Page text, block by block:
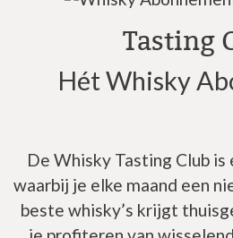
Tasting
Hét Whisky
De Whisky Tasting Club is
waarbij je elke maand een
beste whisky’s krijgt